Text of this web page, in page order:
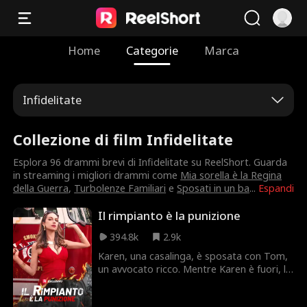
Home Categorie Marca
Infidelitate
Collezione di film Infidelitate
Espandi
Esplora 96 drammi brevi di Infidelitate su ReelShort. Guarda
in streaming i migliori drammi come Mia sorella è la Regina
della Guerra, Turbolenze Familiari eSposati in un ba...
Il rimpianto è la punizione
394.8k
2.9k
Karen, una casalinga, è sposata con Tom,
un avvocato ricco. Mentre Karen è fuori, la